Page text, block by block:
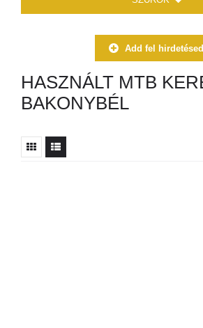
Add fel hirdetésed
HASZNÁLT MTB
BAKONYBÉL